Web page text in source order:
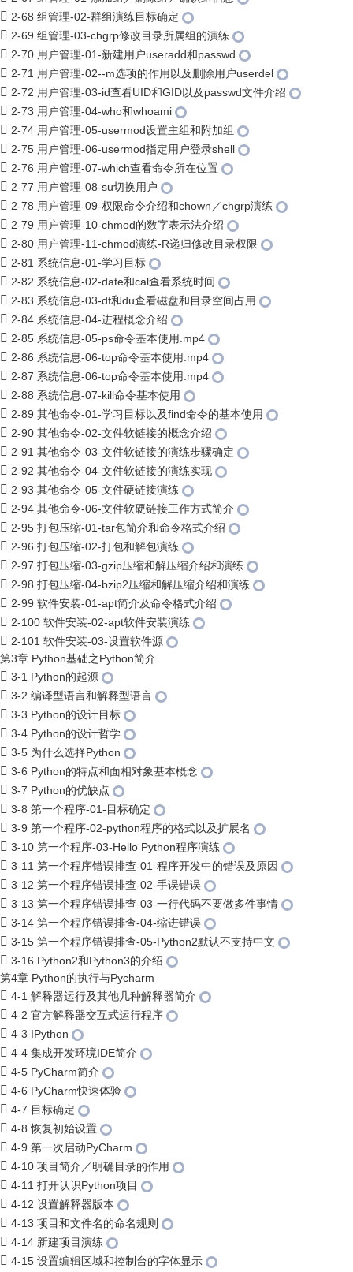
2-68 组管理-02-群组演练目标确定
2-69 组管理-03-chgrp修改目录所属组的演练
2-70 用户管理-01-新建用户useradd和passwd
2-71 用户管理-02--m选项的作用以及删除用户userdel
2-72 用户管理-03-id查看UID和GID以及passwd文件介绍
2-73 用户管理-04-who和whoami
2-74 用户管理-05-usermod设置主组和附加组
2-75 用户管理-06-usermod指定用户登录shell
2-76 用户管理-07-which查看命令所在位置
2-77 用户管理-08-su切换用户
2-78 用户管理-09-权限命令介绍和chown／chgrp演练
2-79 用户管理-10-chmod的数字表示法介绍
2-80 用户管理-11-chmod演练-R递归修改目录权限
2-81 系统信息-01-学习目标
2-82 系统信息-02-date和cal查看系统时间
2-83 系统信息-03-df和du查看磁盘和目录空间占用
2-84 系统信息-04-进程概念介绍
2-85 系统信息-05-ps命令基本使用.mp4
2-86 系统信息-06-top命令基本使用.mp4
2-87 系统信息-06-top命令基本使用.mp4
2-88 系统信息-07-kill命令基本使用
2-89 其他命令-01-学习目标以及find命令的基本使用
2-90 其他命令-02-文件软链接的概念介绍
2-91 其他命令-03-文件软链接的演练步骤确定
2-92 其他命令-04-文件软链接的演练实现
2-93 其他命令-05-文件硬链接演练
2-94 其他命令-06-文件软硬链接工作方式简介
2-95 打包压缩-01-tar包简介和命令格式介绍
2-96 打包压缩-02-打包和解包演练
2-97 打包压缩-03-gzip压缩和解压缩介绍和演练
2-98 打包压缩-04-bzip2压缩和解压缩介绍和演练
2-99 软件安装-01-apt简介及命令格式介绍
2-100 软件安装-02-apt软件安装演练
2-101 软件安装-03-设置软件源
第3章 Python基础之Python简介
3-1 Python的起源
3-2 编译型语言和解释型语言
3-3 Python的设计目标
3-4 Python的设计哲学
3-5 为什么选择Python
3-6 Python的特点和面相对象基本概念
3-7 Python的优缺点
3-8 第一个程序-01-目标确定
3-9 第一个程序-02-python程序的格式以及扩展名
3-10 第一个程序-03-Hello Python程序演练
3-11 第一个程序错误排查-01-程序开发中的错误及原因
3-12 第一个程序错误排查-02-手误错误
3-13 第一个程序错误排查-03-一行代码不要做多件事情
3-14 第一个程序错误排查-04-缩进错误
3-15 第一个程序错误排查-05-Python2默认不支持中文
3-16 Python2和Python3的介绍
第4章 Python的执行与Pycharm
4-1 解释器运行及其他几种解释器简介
4-2 官方解释器交互式运行程序
4-3 IPython
4-4 集成开发环境IDE简介
4-5 PyCharm简介
4-6 PyCharm快速体验
4-7 目标确定
4-8 恢复初始设置
4-9 第一次启动PyCharm
4-10 项目简介／明确目录的作用
4-11 打开认识Python项目
4-12 设置解释器版本
4-13 项目和文件名的命名规则
4-14 新建项目演练
4-15 设置编辑区域和控制台的字体显示